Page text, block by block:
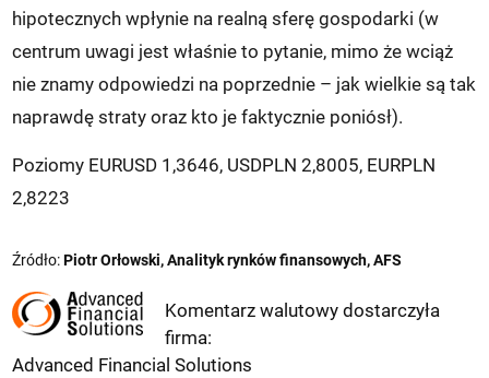
hipotecznych wpłynie na realną sferę gospodarki (w
centrum uwagi jest właśnie to pytanie, mimo że wciąż
nie znamy odpowiedzi na poprzednie – jak wielkie są tak
naprawdę straty oraz kto je faktycznie poniósł).
Poziomy EURUSD 1,3646, USDPLN 2,8005, EURPLN
2,8223
Źródło:Piotr Orłowski, Analityk rynków finansowych, AFS
Komentarz walutowy dostarczyła
firma:
Advanced Financial Solutions